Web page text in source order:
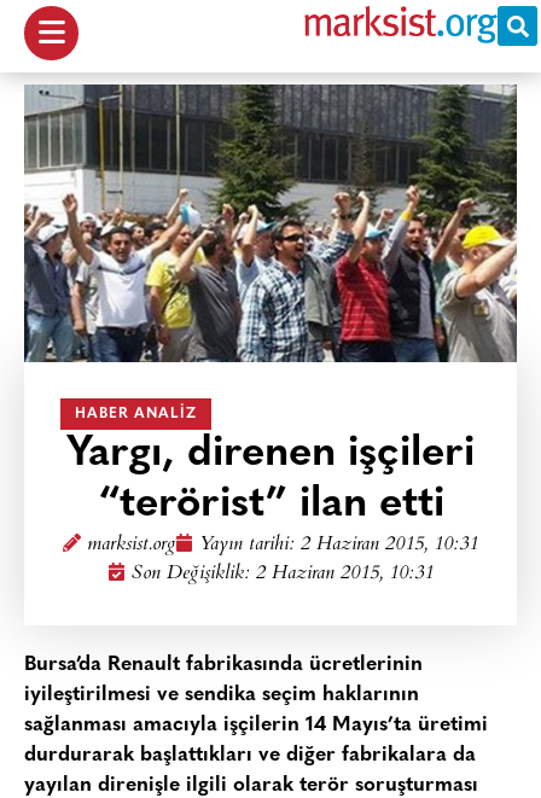
HABER ANALIZ
Yargı, direnen işçileri
“terörist” ilan etti
marksist.org Yayın tarihi: 2 Haziran 2015, 10:31
Son Değişiklik: 2 Haziran 2015, 10:31
Bursa’da Renault fabrikasında ücretlerinin
iyileştirilmesi ve sendika seçim haklarının
sağlanması amacıyla işçilerin 14 Mayıs’ta üretimi
durdurarak başlattıkları ve diğer fabrikalara da
yayılan direnişle ilgili olarak terör soruşturması